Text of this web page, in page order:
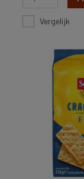
Vergelijk